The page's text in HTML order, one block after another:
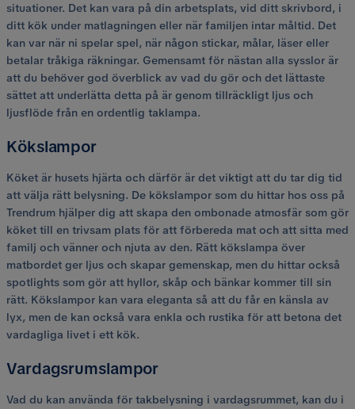
situationer. Det kan vara på din arbetsplats, vid ditt skrivbord, i
ditt kök under matlagningen eller när familjen intar måltid. Det
kan var när ni spelar spel, när någon stickar, målar, läser eller
betalar tråkiga räkningar. Gemensamt för nästan alla sysslor är
att du behöver god överblick av vad du gör och det lättaste
sättet att underlätta detta på är genom tillräckligt ljus och
ljusflöde från en ordentlig taklampa.
Kökslampor
Köket är husets hjärta och därför är det viktigt att du tar dig tid
att välja rätt belysning. De kökslampor som du hittar hos oss på
Trendrum hjälper dig att skapa den ombonade atmosfär som gör
köket till en trivsam plats för att förbereda mat och att sitta med
familj och vänner och njuta av den. Rätt kökslampa över
matbordet ger ljus och skapar gemenskap, men du hittar också
spotlights som gör att hyllor, skåp och bänkar kommer till sin
rätt. Kökslampor kan vara eleganta så att du får en känsla av
lyx, men de kan också vara enkla och rustika för att betona det
vardagliga livet i ett kök.
Vardagsrumslampor
Vad du kan använda för takbelysning i vardagsrummet, kan du i